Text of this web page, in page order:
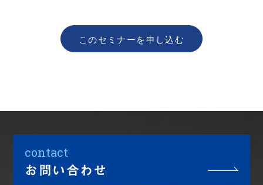
このセミナーを申し込む
contact
お問い合わせ